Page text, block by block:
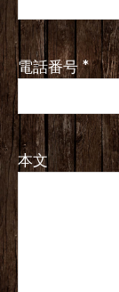
電話番号 *
本文